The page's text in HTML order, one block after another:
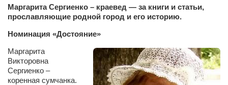
Лариса Ильченко
Орест Коваль
Тамара Кубракова
Елена Мельник
Вера Паненко
Маргарита Сергиенко – краевед — за книги и статьи,
прославляющие родной город и его историю.
Номинация «Достояние»
Маргарита
Викторовна
Сергиенко –
коренная сумчанка.